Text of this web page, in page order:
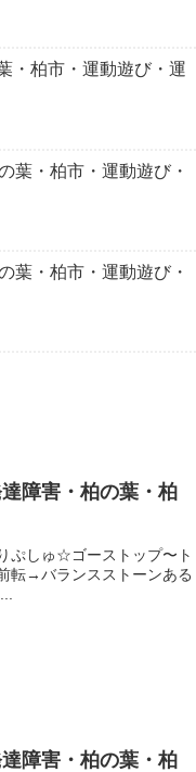
・柏市・運動遊び・運
葉・柏市・運動遊び・
葉・柏市・運動遊び・
障害・柏の葉・柏
ぷしゅ☆ゴーストップ〜ト
転→バランスストーンある
障害・柏の葉・柏